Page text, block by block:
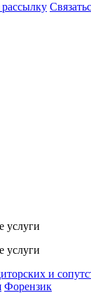
услуги
услуги
и
Форензик